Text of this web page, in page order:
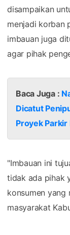
disampaikan
menjadi korban
imbauan juga
agar pihak
Baca Juga :
Dicatut
Proyek Parkir
"Imbauan ini
tidak ada pihak
konsumen yang
masyarakat